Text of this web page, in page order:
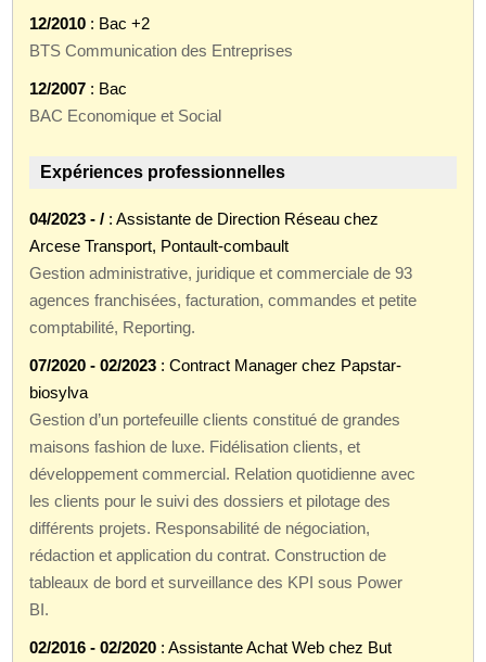
12/2010 : Bac +2
BTS Communication des Entreprises
12/2007 : Bac
BAC Economique et Social
Expériences professionnelles
04/2023 - / : Assistante de Direction Réseau chez
Arcese Transport, Pontault-combault
Gestion administrative, juridique et commerciale de 93
agences franchisées, facturation, commandes et petite
comptabilité, Reporting.
07/2020 - 02/2023 : Contract Manager chez Papstar-
biosylva
Gestion d’un portefeuille clients constitué de grandes
maisons fashion de luxe. Fidélisation clients, et
développement commercial. Relation quotidienne avec
les clients pour le suivi des dossiers et pilotage des
différents projets. Responsabilité de négociation,
rédaction et application du contrat. Construction de
tableaux de bord et surveillance des KPI sous Power
BI.
02/2016 - 02/2020 : Assistante Achat Web chez But